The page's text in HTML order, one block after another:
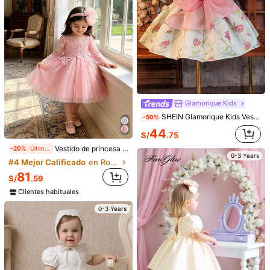
0-3 Years
SHEIN Glamorique Kids Vestido de fiesta de cumpleaños para niña de las flores, vestido de malla bordada con tirantes finos y lazo en la espalda, falda esponjosa, adecuado para actuaciones, fiestas, sesiones de fotos, todo el año
#2 Más vendidos
75
0-3 Years
S/79.99
0-3 Years
Glamorique Kids
-2% Últimas 12 hrs SHEIN Glamorique Kids Vestido de princesa elegante con falda de tul abombada y bordado floral para niñas bebé, apropiado para todas las estaciones y fiestas de cumpleaños
#9 Más vendidos
en Bordado Ropa de fiesta para niñas
86.72
Estimado
-20% Últimos 1 días Vestido de princesa elegante de manga larga y tul rosa para niñas, adecuado para fiestas
#4 Mejor Calificado
en Ropa de fiesta para niñas
S/81.59
Clientes habituales
0-3 Years
Glamorique Kids
-50% SHEIN Glamorique Kids Vestido de princesa para niña, gran moño Houfu, mangas abullonadas, rosa, textura de tela con flores tridimensionales, estilo europeo y americano, elegante vestido de fiesta para ocasiones especiales
S/44.75
0-3 Years